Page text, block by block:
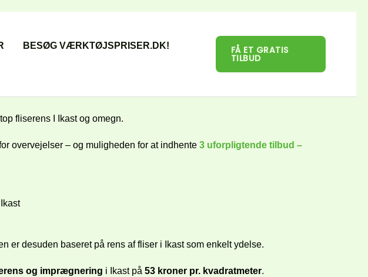
BESØG VÆRKTØJSPRISER.DK!
FÅ ET GRATIS
TILBUD
fliserens I Ikast og omegn.
overvejelser – og muligheden for at indhente 3 uforpligtende tilbud –
er desuden baseret på rens af fliser i Ikast som enkelt ydelse.
og imprægnering i Ikast på 53 kroner pr. kvadratmeter.